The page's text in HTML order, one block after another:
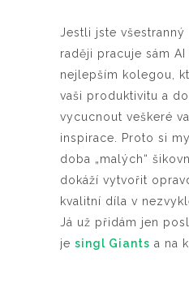
Jestli jste
raději pracuje sám AI
nejlepším kolegou,
vaši produktivitu a
vycucnout veškeré
inspirace. Proto si
doba „malých“
dokáží vytvořit
kvalitní díla v
Já už přidám jen
je singl Giants a na